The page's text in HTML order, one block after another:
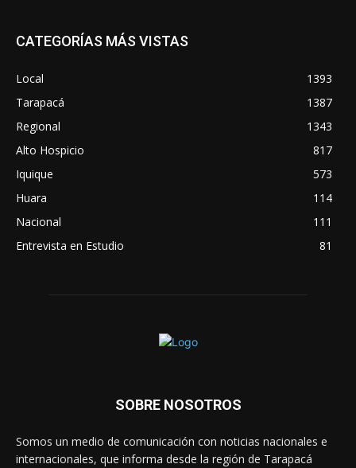
CATEGORÍAS MÁS VISTAS
Local
1393
Tarapacá
1387
Regional
1343
Alto Hospicio
817
Iquique
573
Huara
114
Nacional
111
Entrevista en Estudio
81
SOBRE NOSOTROS
Somos un medio de comunicación con noticias nacionales e
internacionales, que informa desde la región de Tarapacá